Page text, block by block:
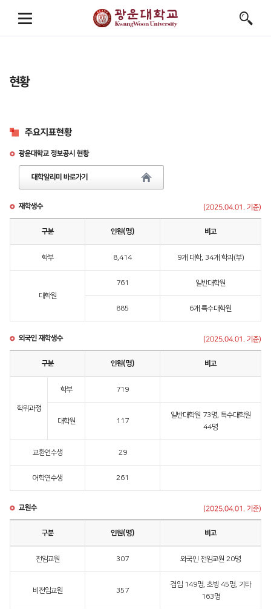
현황
주요지표현황
광운대학교 정보공시 현황
대학알리미 바로가기
재학생수 (2025.04.01. 기준)
구분 인원(명) 비고
학부 8,414 9개 대학, 34개 학과(부)
대학원
761 일반대학원
885 6개 특수대학원
외국인 재학생수 (2025.04.01. 기준)
구분 인원(명) 비고
학위과정
학부 719
대학원 117
일반대학원 73명, 특수대학원
44명
교환연수생 29
어학연수생 261
교원수 (2025.04.01. 기준)
구분 인원(명) 비고
전임교원 307 외국인 전임교원 20명
비전임교원 357
겸임 149명, 초빙 45명, 기타
163명